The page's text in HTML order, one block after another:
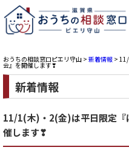
おうちの相談窓口ピエリ守山 > 新着情報 >
会』を開催します❣
新着情報
11/1(木)・2(金)は平日限定『
催します❣